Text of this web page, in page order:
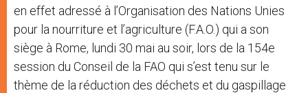
en effet adressé à l’Organisation des Nations Unies
pour la nourriture et l’agriculture (F.A.O.) qui a son
siège à Rome, lundi 30 mai au soir, lors de la 154e
session du Conseil de la FAO qui s’est tenu sur le
thème de la réduction des déchets et du gaspillage